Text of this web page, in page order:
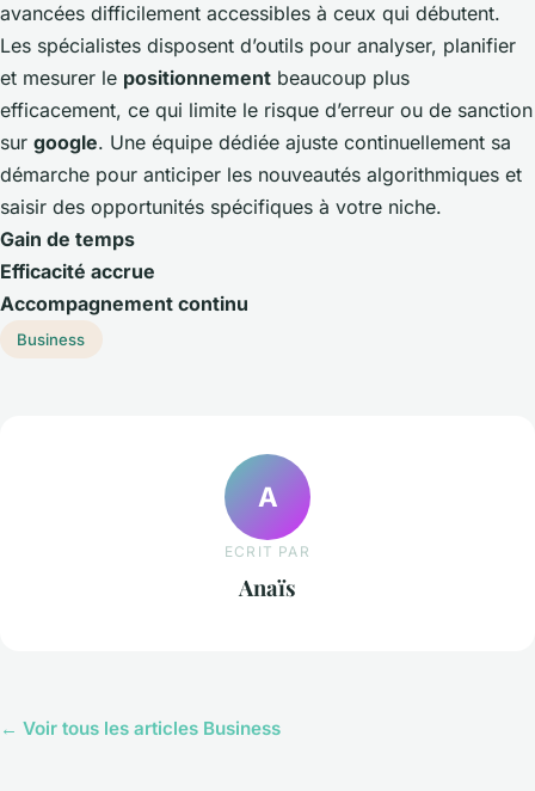
avancées difficilement accessibles à ceux qui débutent.
Les spécialistes disposent d’outils pour analyser, planifier
et mesurer le positionnement beaucoup plus
efficacement, ce qui limite le risque d’erreur ou de sanction
sur google. Une équipe dédiée ajuste continuellement sa
démarche pour anticiper les nouveautés algorithmiques et
saisir des opportunités spécifiques à votre niche.
Gain de temps
Efficacité accrue
Accompagnement continu
Business
A
ECRIT PAR
Anaïs
← Voir tous les articles Business